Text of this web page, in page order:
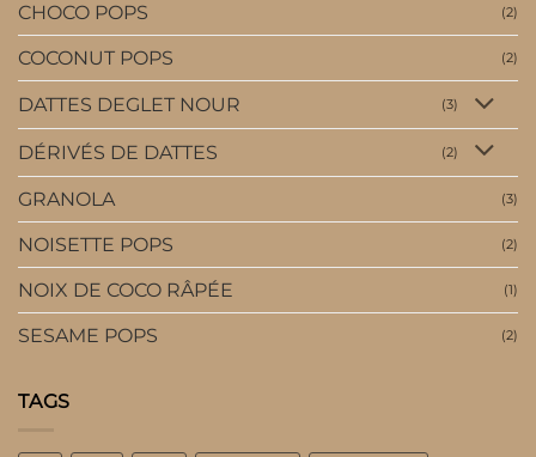
CHOCO POPS (2)
COCONUT POPS (2)
DATTES DEGLET NOUR (3)
DÉRIVÉS DE DATTES (2)
GRANOLA (3)
NOISETTE POPS (2)
NOIX DE COCO RÂPÉE (1)
SESAME POPS (2)
TAGS